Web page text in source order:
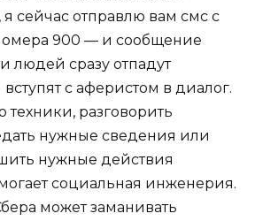
я сейчас отправлю вам смс с
900 — и сообщение
людей сразу отпадут
с аферистом в диалог.
разговорить
нужные сведения или
нужные действия
социальная инженерия.
может заманивать